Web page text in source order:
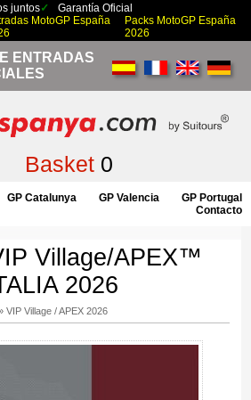
juntos
Garantía Oficial
MotoGP España
Packs MotoGP España
2026
ENTRADAS
Basket0
GP Catalunya GP Valencia
GP Portugal
Contacto
Village/APEX™
2026
VIP Village / APEX 2026